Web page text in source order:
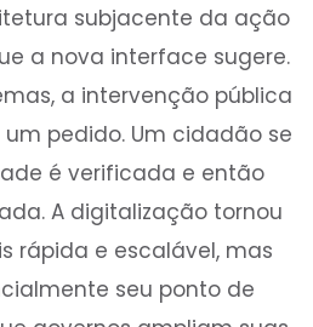
subjacente da ação
a nova interface sugere.
a intervenção pública
pedido. Um cidadão se
é verificada e então
A digitalização tornou
rápida e escalável, mas
seu ponto de